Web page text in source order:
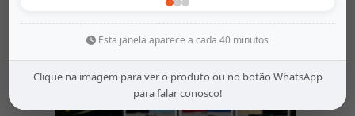
Esta janela aparece a cada 40 minutos
Clique na imagem para ver o produto ou no botão WhatsApp
para falar conosco!
R$18,97
Reis das Camisetas